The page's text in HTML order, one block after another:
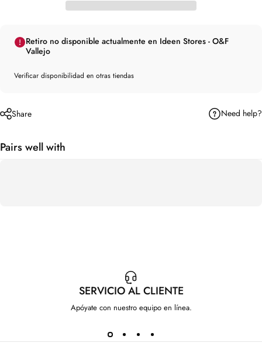
Retiro no disponible actualmente en Ideen Stores - O&F
Vallejo
Verificar disponibilidad en otras tiendas
Share Need help?
Pairs well with
SERVICIO AL CLIENTE
Apóyate con nuestro equipo en línea.